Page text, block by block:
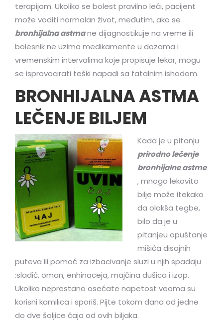
terapijom. Ukoliko se bolest pravilno leći, pacijent
može voditi normalan život, međutim, ako se
bronhijalna astmane dijagnostikuje na vreme ili
bolesnik ne uzima medikamente u dozama i
vremenskim intervalima koje propisuje lekar, mogu
se isprovocirati teški napadi sa fatalnim ishodom.
BRONHIJALNA ASTMA
LEČENJE BILJEM
Kada je u pitanju
prirodno lečenje
bronhijalne astme
, mnogo lekovito
bilje može itekako
da olakša tegbe,
bilo da je u
pitanjeu opuštanje
mišića disajnih
puteva ili pomoć za izbacivanje sluzi u njih spadaju
:sladić, oman, enhinaceja, majčina dušica i izop.
Ukoliko neprestano osećate napetost veoma su
korisni kamilica i sporiš. Pijte tokom dana od jedne
do dve šoljice čaja od ovih biljaka.